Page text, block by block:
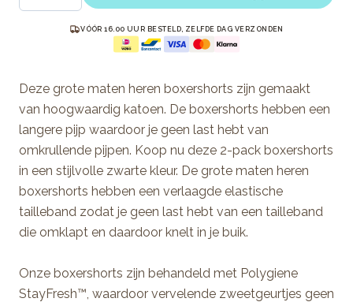
VÓÓR 16.00 UUR BESTELD, ZELFDE DAG VERZONDEN
Deze grote maten heren boxershorts zijn gemaakt
van hoogwaardig katoen. De boxershorts hebben een
langere pijp waardoor je geen last hebt van
omkrullende pijpen. Koop nu deze 2-pack boxershorts
in een stijlvolle zwarte kleur. De grote maten heren
boxershorts hebben een verlaagde elastische
tailleband zodat je geen last hebt van een tailleband
die omklapt en daardoor knelt in je buik.
Onze boxershorts zijn behandeld met Polygiene
StayFresh™, waardoor vervelende zweetgeurtjes geen